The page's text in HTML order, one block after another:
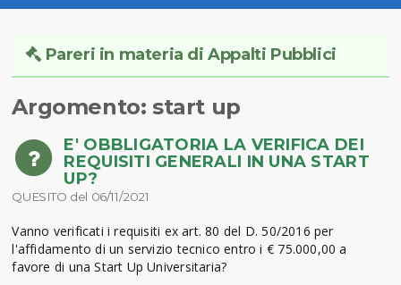
Pareri in materia di Appalti Pubblici
Argomento: start up
E' OBBLIGATORIA LA VERIFICA DEI
REQUISITI GENERALI IN UNA START
UP?
QUESITO del 06/11/2021
Vanno verificati i requisiti ex art. 80 del D. 50/2016 per
l'affidamento di un servizio tecnico entro i € 75.000,00 a
favore di una Start Up Universitaria?